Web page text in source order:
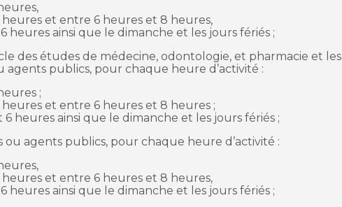
et entre 6 heures et 8 heures,
heures ainsi que le dimanche et les jours fériés ;
des études de médecine, odontologie, et pharmacie et les
agents publics, pour chaque heure d’activité :
;
et entre 6 heures et 8 heures ;
heures ainsi que le dimanche et les jours fériés ;
ou agents publics, pour chaque heure d’activité :
et entre 6 heures et 8 heures,
heures ainsi que le dimanche et les jours fériés ;